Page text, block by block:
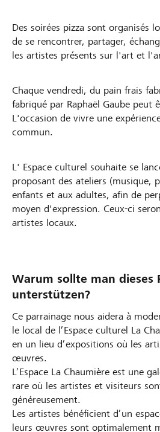
Des soirées pizza sont organisés
de se rencontrer, partager,
les artistes présents sur l'art et
Chaque vendredi, du pain frais
fabriqué par Raphaël Gaube peut
L'occasion de vivre une
commun.
L' Espace culturel souhaite se
proposant des ateliers (musique,
enfants et aux adultes, afin de
moyen d'expression. Ceux-ci
artistes locaux.
Warum sollte man dieses
unterstützen?
Ce parrainage nous aidera à
le local de l’Espace culturel La
en un lieu d’expositions où les
œuvres.
L’Espace La Chaumière est une
rare où les artistes et visiteurs
généreusement.
Les artistes bénéficient d’un
leurs œuvres sont optimalement